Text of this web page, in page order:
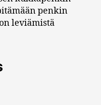
penkin
leviämistä